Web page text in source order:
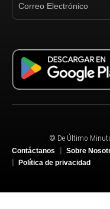
© De Último
Contáctanos
Sobre
Política de privacidad